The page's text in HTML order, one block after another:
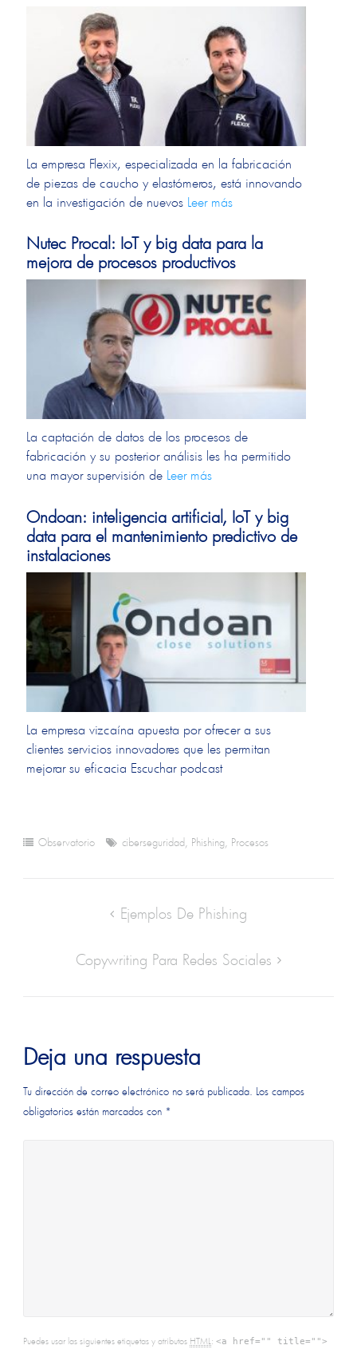
La empresa Flexix, especializada en la fabricación
de piezas de caucho y elastómeros, está innovando
en la investigación de nuevos Leer más
Nutec Procal: IoT y big data para la
mejora de procesos productivos
La captación de datos de los procesos de
fabricación y su posterior análisis les ha permitido
una mayor supervisión de Leer más
Ondoan: inteligencia artificial, IoT y big
data para el mantenimiento predictivo de
instalaciones
La empresa vizcaína apuesta por ofrecer a sus
clientes servicios innovadores que les permitan
mejorar su eficacia Escuchar podcast
Observatorio ciberseguridad, Phishing, Procesos
Ejemplos De Phishing
Copywriting Para Redes Sociales
Deja una respuesta
Tu dirección de correo electrónico no será publicada. Los campos
obligatorios están marcados con *
Puedes usar las siguientes etiquetas y atributos HTML:<a href="" title="">